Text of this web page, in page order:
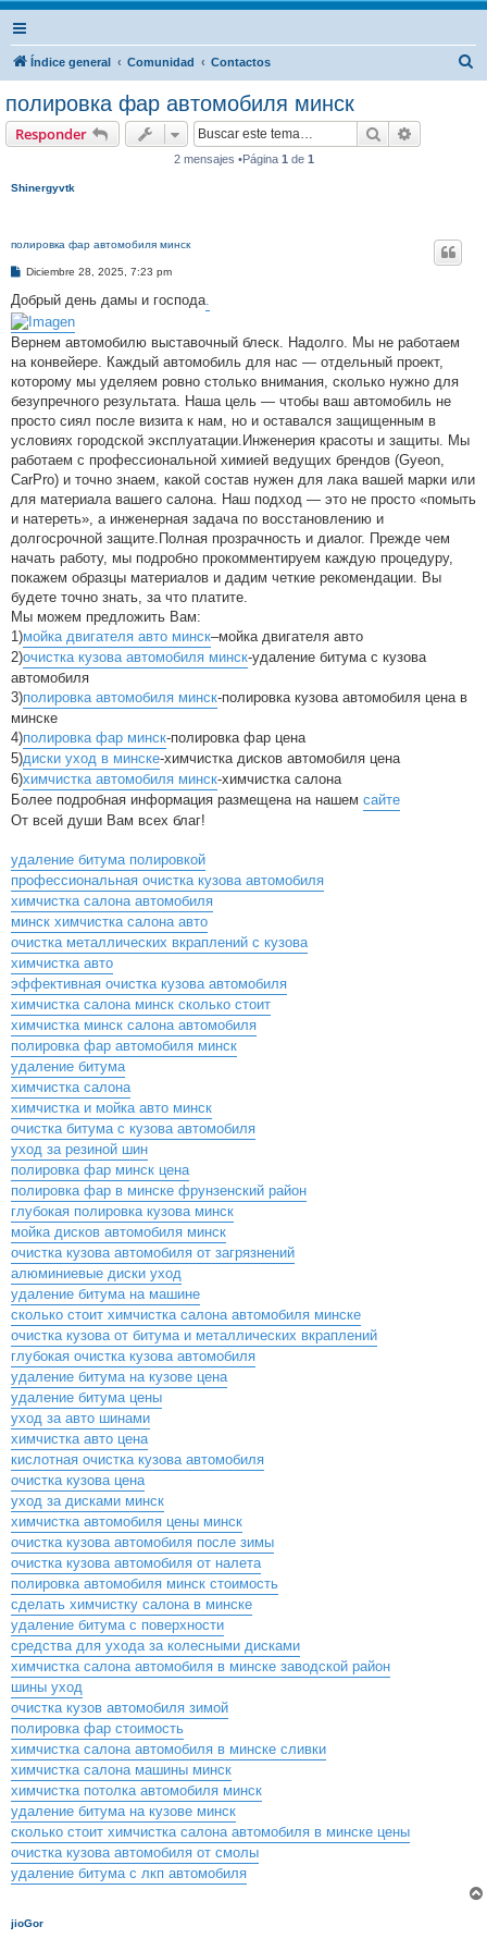
Índice general Comunidad Contactos
полировка фар автомобиля минск
Responder Buscar
2 mensajes •Página 1 de 1
Shinergyvtk
полировка фар автомобиля минск
M
n
a
j
e
Diciembre 28, 2025, 7:23 pm
Добрый день дамы и господа.
Вернем автомобилю выставочный блеск. Надолго. Мы не работаем
на конвейере. Каждый автомобиль для нас — отдельный проект,
которому мы уделяем ровно столько внимания, сколько нужно для
безупречного результата. Наша цель — чтобы ваш автомобиль не
просто сиял после визита к нам, но и оставался защищенным в
условиях городской эксплуатации.Инженерия красоты и защиты. Мы
работаем с профессиональной химией ведущих брендов (Gyeon,
CarPro) и точно знаем, какой состав нужен для лака вашей марки или
для материала вашего салона. Наш подход — это не просто «помыть
и натереть», а инженерная задача по восстановлению и
долгосрочной защите.Полная прозрачность и диалог. Прежде чем
начать работу, мы подробно прокомментируем каждую процедуру,
покажем образцы материалов и дадим четкие рекомендации. Вы
будете точно знать, за что платите.
Мы можем предложить Вам:
1)мойка двигателя авто минск–мойка двигателя авто
2)очистка кузова автомобиля минск-удаление битума с кузова
автомобиля
3)полировка автомобиля минск-полировка кузова автомобиля цена в
минске
4)полировка фар минск-полировка фар цена
5)диски уход в минске-химчистка дисков автомобиля цена
6)химчистка автомобиля минск-химчистка салона
Более подробная информация размещена на нашем сайте
От всей души Вам всех благ!
удаление битума полировкой
профессиональная очистка кузова автомобиля
химчистка салона автомобиля
минск химчистка салона авто
очистка металлических вкраплений с кузова
химчистка авто
эффективная очистка кузова автомобиля
химчистка салона минск сколько стоит
химчистка минск салона автомобиля
полировка фар автомобиля минск
удаление битума
химчистка салона
химчистка и мойка авто минск
очистка битума с кузова автомобиля
уход за резиной шин
полировка фар минск цена
полировка фар в минске фрунзенский район
глубокая полировка кузова минск
мойка дисков автомобиля минск
очистка кузова автомобиля от загрязнений
алюминиевые диски уход
удаление битума на машине
сколько стоит химчистка салона автомобиля минске
очистка кузова от битума и металлических вкраплений
глубокая очистка кузова автомобиля
удаление битума на кузове цена
удаление битума цены
уход за авто шинами
химчистка авто цена
кислотная очистка кузова автомобиля
очистка кузова цена
уход за дисками минск
химчистка автомобиля цены минск
очистка кузова автомобиля после зимы
очистка кузова автомобиля от налета
полировка автомобиля минск стоимость
сделать химчистку салона в минске
удаление битума с поверхности
средства для ухода за колесными дисками
химчистка салона автомобиля в минске заводской район
шины уход
очистка кузов автомобиля зимой
полировка фар стоимость
химчистка салона автомобиля в минске сливки
химчистка салона машины минск
химчистка потолка автомобиля минск
удаление битума на кузове минск
сколько стоит химчистка салона автомобиля в минске цены
очистка кузова автомобиля от смолы
удаление битума с лкп автомобиля
jioGor